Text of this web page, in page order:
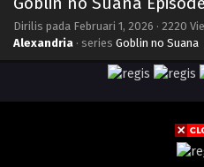
Dirilis pada Februari 1, 2026 · 2220
Alexandria · series Goblin no Suana